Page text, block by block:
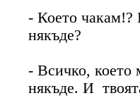
- Което чакам!?
някъде?
- Всичко, което
някъде. И